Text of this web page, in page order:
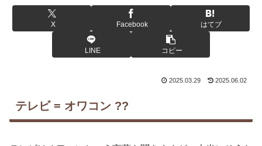
X Facebook はてブ
LINE コピー
2025.03.29 2025.06.02
テレビ = オワコン ??